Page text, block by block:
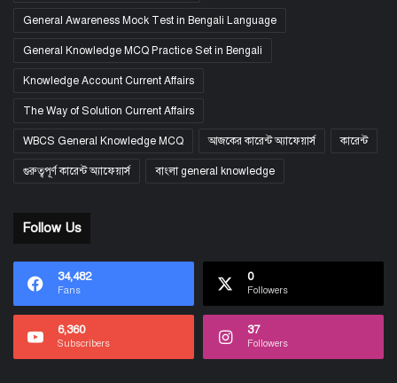
General Awareness Mock Test in Bengali Language
General Knowledge MCQ Practice Set in Bengali
Knowledge Account Current Affairs
The Way of Solution Current Affairs
WBCS General Knowledge MCQ আজকের কারেন্ট অ্যাফেয়ার্স কারেন্ট
গুরুত্বপূর্ণ কারেন্ট অ্যাফেয়ার্স বাংলা general knowledge
Follow Us
34,482
Fans
0
Followers
6,360
Subscribers
37
Followers